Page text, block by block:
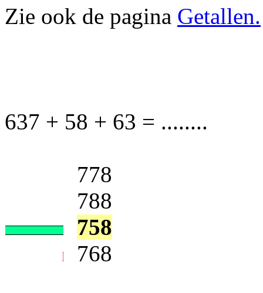
Zie ook de pagina Getallen.
637 + 58 + 63 = ........
778
788
758
768